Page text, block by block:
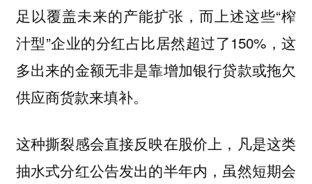
足以覆盖未来的产能扩张，而上述这些“榨
汁型”企业的分红占比居然超过了150%，这
多出来的金额无非是靠增加银行贷款或拖欠
供应商货款来填补。
这种撕裂感会直接反映在股价上，凡是这类
抽水式分红公告发出的半年内，虽然短期会